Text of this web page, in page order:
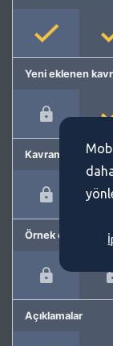
Yeni eklenen
Kavram önerme
Örnek cümleler
Açıklamalar